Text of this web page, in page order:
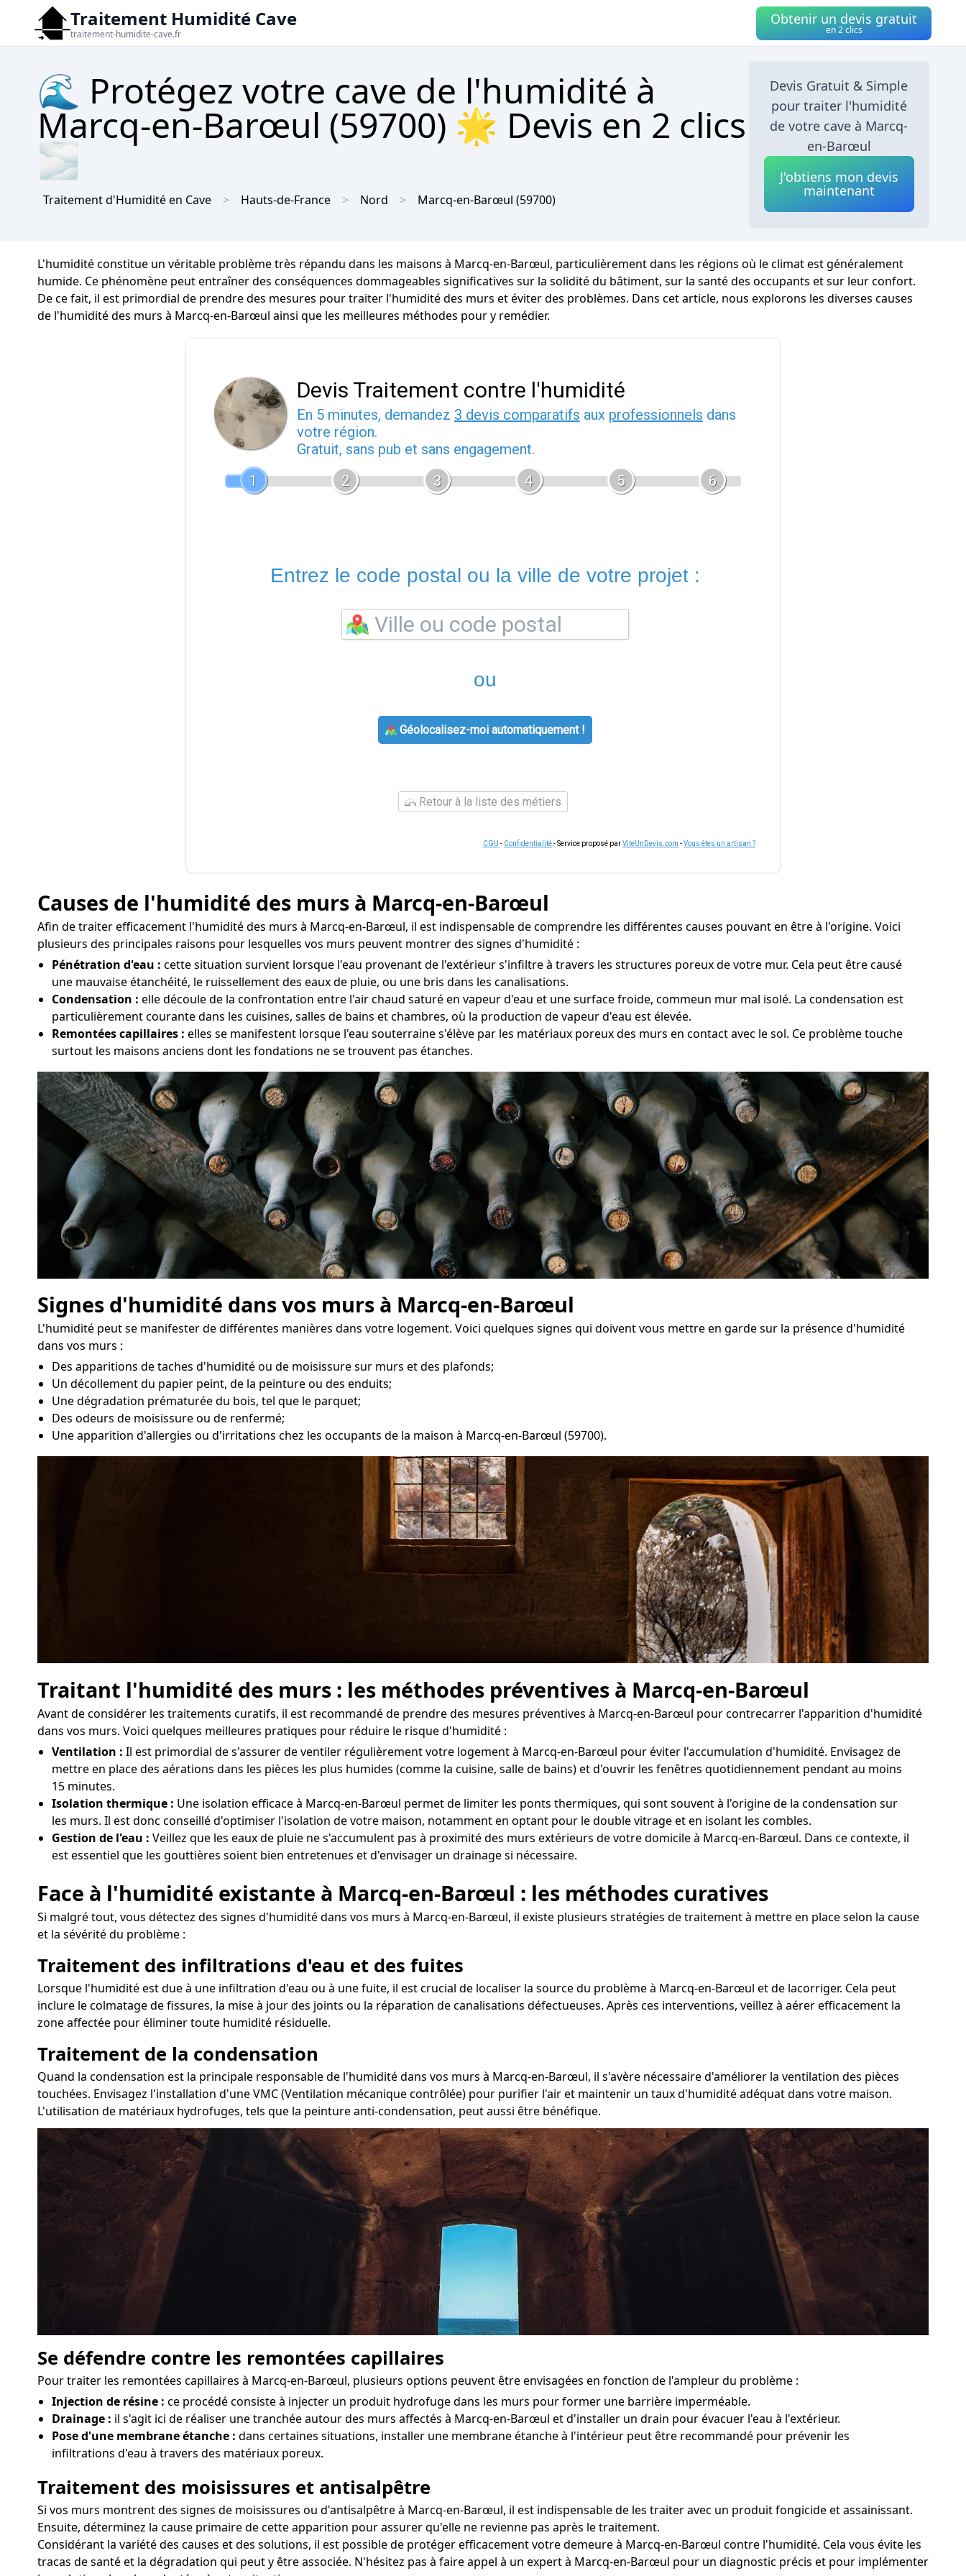
Traitement Humidité Cave
traitement-humidite-cave.fr
Obtenir un devis gratuit
en 2 clics
🌊 Protégez votre cave de l'humidité à
Marcq-en-Barœul (59700) 🌟 Devis en 2 clics
🌫
Traitement d'Humidité en Cave Hauts-de-France Nord Marcq-en-Barœul (59700)
Devis Gratuit & Simple
pour traiter l'humidité
de votre cave à Marcq-
en-Barœul
J'obtiens mon devis
maintenant
L'humidité constitue un véritable problème très répandu dans les maisons à Marcq-en-Barœul, particulièrement dans les régions où le climat est généralement
humide. Ce phénomène peut entraîner des conséquences dommageables significatives sur la solidité du bâtiment, sur la santé des occupants et sur leur confort.
De ce fait, il est primordial de prendre des mesures pour traiter l'humidité des murs et éviter des problèmes. Dans cet article, nous explorons les diverses causes
de l'humidité des murs à Marcq-en-Barœul ainsi que les meilleures méthodes pour y remédier.
Devis Traitement contre l'humidité
En 5 minutes, demandez 3 devis comparatifs aux professionnels dans
votre région.
Gratuit, sans pub et sans engagement.
1
2 3 4 5 6
Entrez le code postal ou la ville de votre projet :
ou
Géolocalisez-moi automatiquement !
Retour à la liste des métiers
CGU - Confidentialité- Service proposé parViteUnDevis.com -Vous êtes un artisan ?
Causes de l'humidité des murs à Marcq-en-Barœul
Afin de traiter efficacement l'humidité des murs à Marcq-en-Barœul, il est indispensable de comprendre les différentes causes pouvant en être à l'origine. Voici
plusieurs des principales raisons pour lesquelles vos murs peuvent montrer des signes d'humidité :
Pénétration d'eau : cette situation survient lorsque l'eau provenant de l'extérieur s'infiltre à travers les structures poreux de votre mur. Cela peut être causé
une mauvaise étanchéité, le ruissellement des eaux de pluie, ou une bris dans les canalisations.
Condensation : elle découle de la confrontation entre l'air chaud saturé en vapeur d'eau et une surface froide, commeun mur mal isolé. La condensation est
particulièrement courante dans les cuisines, salles de bains et chambres, où la production de vapeur d'eau est élevée.
Remontées capillaires : elles se manifestent lorsque l'eau souterraine s'élève par les matériaux poreux des murs en contact avec le sol. Ce problème touche
surtout les maisons anciens dont les fondations ne se trouvent pas étanches.
Signes d'humidité dans vos murs à Marcq-en-Barœul
L'humidité peut se manifester de différentes manières dans votre logement. Voici quelques signes qui doivent vous mettre en garde sur la présence d'humidité
dans vos murs :
Des apparitions de taches d'humidité ou de moisissure sur murs et des plafonds;
Un décollement du papier peint, de la peinture ou des enduits;
Une dégradation prématurée du bois, tel que le parquet;
Des odeurs de moisissure ou de renfermé;
Une apparition d'allergies ou d'irritations chez les occupants de la maison à Marcq-en-Barœul (59700).
Traitant l'humidité des murs : les méthodes préventives à Marcq-en-Barœul
Avant de considérer les traitements curatifs, il est recommandé de prendre des mesures préventives à Marcq-en-Barœul pour contrecarrer l'apparition d'humidité
dans vos murs. Voici quelques meilleures pratiques pour réduire le risque d'humidité :
Ventilation : Il est primordial de s'assurer de ventiler régulièrement votre logement à Marcq-en-Barœul pour éviter l'accumulation d'humidité. Envisagez de
mettre en place des aérations dans les pièces les plus humides (comme la cuisine, salle de bains) et d'ouvrir les fenêtres quotidiennement pendant au moins
15 minutes.
Isolation thermique : Une isolation efficace à Marcq-en-Barœul permet de limiter les ponts thermiques, qui sont souvent à l'origine de la condensation sur
les murs. Il est donc conseillé d'optimiser l'isolation de votre maison, notamment en optant pour le double vitrage et en isolant les combles.
Gestion de l'eau : Veillez que les eaux de pluie ne s'accumulent pas à proximité des murs extérieurs de votre domicile à Marcq-en-Barœul. Dans ce contexte, il
est essentiel que les gouttières soient bien entretenues et d'envisager un drainage si nécessaire.
Face à l'humidité existante à Marcq-en-Barœul : les méthodes curatives
Si malgré tout, vous détectez des signes d'humidité dans vos murs à Marcq-en-Barœul, il existe plusieurs stratégies de traitement à mettre en place selon la cause
et la sévérité du problème :
Traitement des infiltrations d'eau et des fuites
Lorsque l'humidité est due à une infiltration d'eau ou à une fuite, il est crucial de localiser la source du problème à Marcq-en-Barœul et de lacorriger. Cela peut
inclure le colmatage de fissures, la mise à jour des joints ou la réparation de canalisations défectueuses. Après ces interventions, veillez à aérer efficacement la
zone affectée pour éliminer toute humidité résiduelle.
Traitement de la condensation
Quand la condensation est la principale responsable de l'humidité dans vos murs à Marcq-en-Barœul, il s'avère nécessaire d'améliorer la ventilation des pièces
touchées. Envisagez l'installation d'une VMC (Ventilation mécanique contrôlée) pour purifier l'air et maintenir un taux d'humidité adéquat dans votre maison.
L'utilisation de matériaux hydrofuges, tels que la peinture anti-condensation, peut aussi être bénéfique.
Se défendre contre les remontées capillaires
Pour traiter les remontées capillaires à Marcq-en-Barœul, plusieurs options peuvent être envisagées en fonction de l'ampleur du problème :
Injection de résine : ce procédé consiste à injecter un produit hydrofuge dans les murs pour former une barrière imperméable.
Drainage : il s'agit ici de réaliser une tranchée autour des murs affectés à Marcq-en-Barœul et d'installer un drain pour évacuer l'eau à l'extérieur.
Pose d'une membrane étanche : dans certaines situations, installer une membrane étanche à l'intérieur peut être recommandé pour prévenir les
infiltrations d'eau à travers des matériaux poreux.
Traitement des moisissures et antisalpêtre
Si vos murs montrent des signes de moisissures ou d'antisalpêtre à Marcq-en-Barœul, il est indispensable de les traiter avec un produit fongicide et assainissant.
Ensuite, déterminez la cause primaire de cette apparition pour assurer qu'elle ne revienne pas après le traitement.
Considérant la variété des causes et des solutions, il est possible de protéger efficacement votre demeure à Marcq-en-Barœul contre l'humidité. Cela vous évite les
tracas de santé et la dégradation qui peut y être associée. N'hésitez pas à faire appel à un expert à Marcq-en-Barœul pour un diagnostic précis et pour implémenter